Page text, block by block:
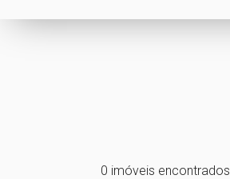
0 imóveis encontrados